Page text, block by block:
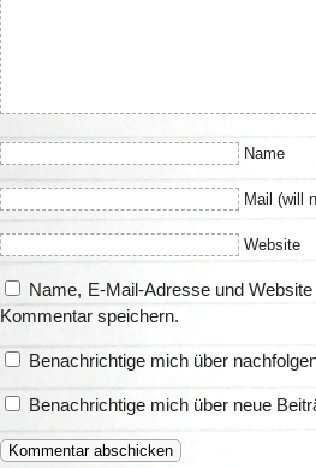
Name
Mail (will
Website
Name, E-Mail-Adresse und
Kommentar speichern.
Benachrichtige mich über
Benachrichtige mich über neue